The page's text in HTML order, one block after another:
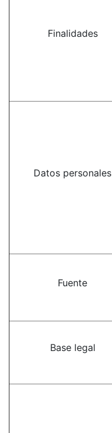
Finalidades
Datos personales
Fuente
Base legal